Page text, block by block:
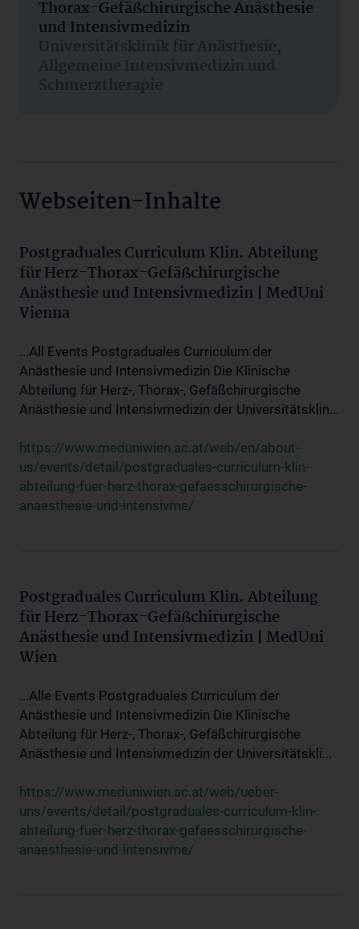
Thorax-Gefäßchirurgische Anästhesie
und Intensivmedizin
Universitätsklinik für Anästhesie,
Allgemeine Intensivmedizin und
Schmerztherapie
Webseiten-Inhalte
Postgraduales Curriculum Klin. Abteilung
für Herz-Thorax-Gefäßchirurgische
Anästhesie und Intensivmedizin | MedUni
Vienna
...All Events Postgraduales Curriculum der
Anästhesie und Intensivmedizin Die Klinische
Abteilung für Herz-, Thorax-, Gefäßchirurgische
Anästhesie und Intensivmedizin der Universitätsklin...
https://www.meduniwien.ac.at/web/en/about-
us/events/detail/postgraduales-curriculum-klin-
abteilung-fuer-herz-thorax-gefaesschirurgische-
anaesthesie-und-intensivme/
Postgraduales Curriculum Klin. Abteilung
für Herz-Thorax-Gefäßchirurgische
Anästhesie und Intensivmedizin | MedUni
Wien
...Alle Events Postgraduales Curriculum der
Anästhesie und Intensivmedizin Die Klinische
Abteilung für Herz-, Thorax-, Gefäßchirurgische
Anästhesie und Intensivmedizin der Universitätskli...
https://www.meduniwien.ac.at/web/ueber-
uns/events/detail/postgraduales-curriculum-klin-
abteilung-fuer-herz-thorax-gefaesschirurgische-
anaesthesie-und-intensivme/